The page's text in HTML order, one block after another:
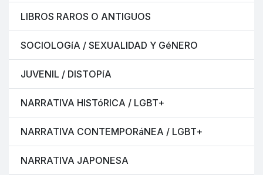
LIBROS RAROS O ANTIGUOS
SOCIOLOGíA / SEXUALIDAD Y GéNERO
JUVENIL / DISTOPíA
NARRATIVA HISTóRICA / LGBT+
NARRATIVA CONTEMPORáNEA / LGBT+
NARRATIVA JAPONESA